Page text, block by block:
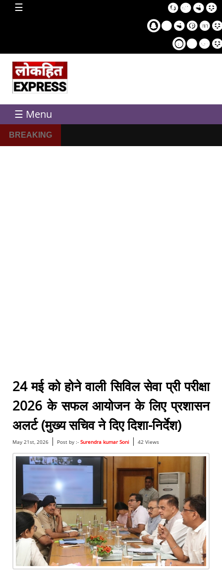
☰
home
☰ Menu
BREAKING
24 मई को होने वाली सिविल सेवा प्री परीक्षा
2026 के सफल आयोजन के लिए प्रशासन
अलर्ट (मुख्य सचिव ने दिए दिशा-निर्देश)
May 21st, 2026| Post by :- Surendra kumar Soni | 42 Views